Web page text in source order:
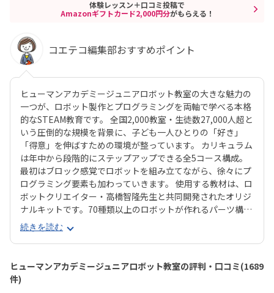
体験レッスン＋口コミ投稿で
Amazonギフトカード2,000円分がもらえる！
コエテコ編集部おすすめポイント
ヒューマンアカデミージュニアロボット教室の大きな魅力の
一つが、ロボット製作とプログラミングを両軸で学べる本格
的なSTEAM教育です。 全国2,000教室・生徒数27,000人超と
いう圧倒的な規模を背景に、子ども一人ひとりの「好き」
「得意」を伸ばすための環境が整っています。 カリキュラム
は年中から段階的にステップアップできる全5コース構成。
最初はブロック感覚でロボットを組み立てながら、徐々にプ
ログラミング要素も加わっていきます。 使用する教材は、ロ
ボットクリエイター・高橋智隆先生と共同開発されたオリジ
ナルキットです。70種類以上のロボットが作れるパーツ構成
で、飽きずに続けやすい点も特徴です。 月2回の90分授業で
は、ロボットを完成させる「基本製作」と、オリジナル改造
に挑戦する「応用実践」を繰り返す設計。子どもたちは毎
回、新しい達成感と成長を実感できる仕組みになっていま
す。 自ら考え、試行錯誤しながらロボットを動かす経験は、
創造力や論理的思考力を育むだけでなく、学ぶ楽しさそのも
続きを読む
ヒューマンアカデミージュニアロボット教室の評判・口コミ(1689
件)